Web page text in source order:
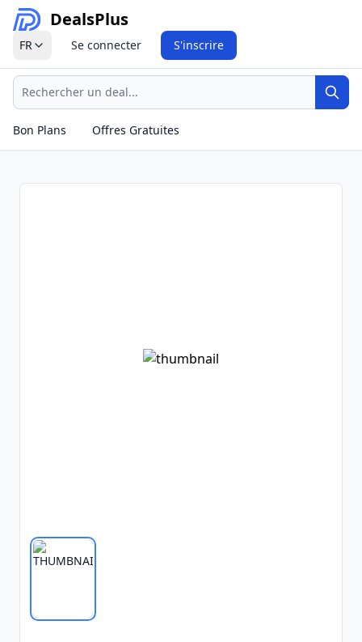
DealsPlus
FR Se connecter S'inscrire
Recherche
Bon Plans
Offres Gratuites